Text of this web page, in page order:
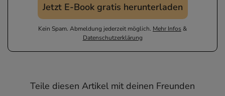
Jetzt E-Book gratis herunterladen
Kein Spam. Abmeldung jederzeit möglich. Mehr Infos &
Datenschutzerklärung
Teile diesen Artikel mit deinen Freunden